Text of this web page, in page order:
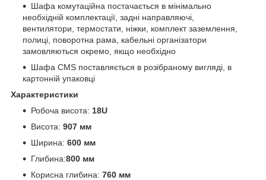
Шафа комутаційна постачається в мінімально
необхідній комплектації, задні направляючі,
вентилятори, термостати, ніжки, комплект заземлення,
полиці, поворотна рама, кабельні організатори
замовляються окремо, якщо необхідно
Шафа CMS поставляється в розібраному вигляді, в
картонній упаковці
Характеристики
Робоча висота: 18U
Висота: 907 мм
Ширина: 600 мм
Глибина:800 мм
Корисна глибина: 760 мм